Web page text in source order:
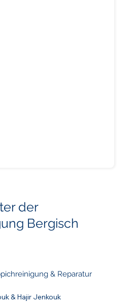
der
Bergisch
& Reparatur
& Hajir Jenkouk